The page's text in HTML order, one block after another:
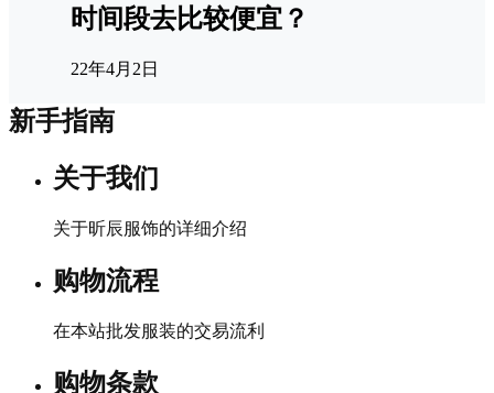
时间段去比较便宜？
22年4月2日
新手指南
关于我们
关于昕辰服饰的详细介绍
购物流程
在本站批发服装的交易流利
购物条款